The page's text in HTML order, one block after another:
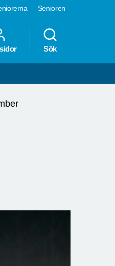
Senioren
Sök